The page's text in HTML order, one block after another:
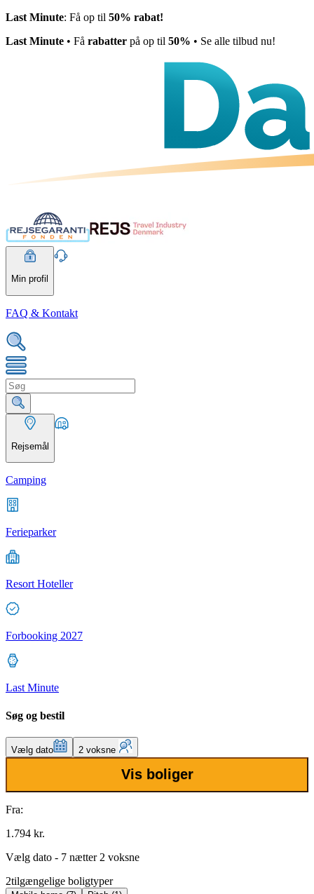
Last Minute: Få op til 50% rabat!
Last Minute • Få rabatter på op til 50% • Se alle tilbud nu!
Min profil
FAQ & Kontakt
Rejsemål
Camping
Ferieparker
Resort Hoteller
Forbooking 2027
Last Minute
Søg og bestil
Vælg dato 2 voksne
Vis boliger
Fra:
1.794 kr.
Vælg dato - 7 nætter 2 voksne
2tilgængelige boligtyper